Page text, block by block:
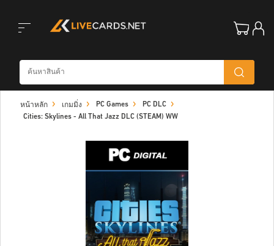
navigation
หน้าหลัก เกมมิ่ง PC Games
PC DLC
Cities: Skylines - All That Jazz DLC (STEAM) WW